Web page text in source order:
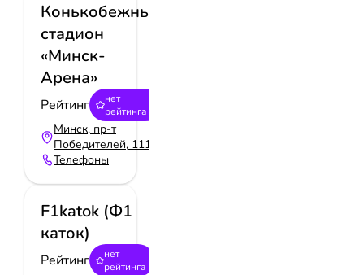
Игры и приключения
Горнолыжные курорты
Конькобежный
стадион
«Минск-
Арена»
Рейтинг
нет
рейтинга
Минск, пр-т
Победителей, 111
Телефоны
F1katok (Ф1
каток)
Рейтинг
нет
рейтинга